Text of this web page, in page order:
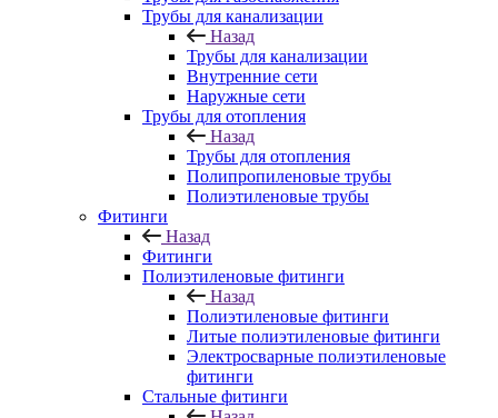
Трубы для канализации
Назад
Трубы для канализации
Внутренние сети
Наружные сети
Трубы для отопления
Назад
Трубы для отопления
Полипропиленовые трубы
Полиэтиленовые трубы
Фитинги
Назад
Фитинги
Полиэтиленовые фитинги
Назад
Полиэтиленовые фитинги
Литые полиэтиленовые фитинги
Электросварные полиэтиленовые
фитинги
Стальные фитинги